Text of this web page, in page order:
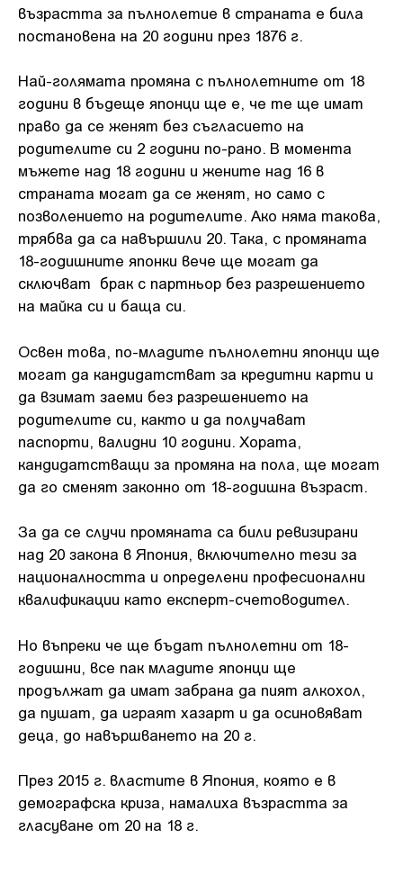
възрастта за пълнолетие в страната е била
постановена на 20 години през 1876 г.
Най-голямата промяна с пълнолетните от 18
години в бъдеще японци ще е, че те ще имат
право да се женят без съгласието на
родителите си 2 години по-рано. В момента
мъжете над 18 години и жените над 16 в
страната могат да се женят, но само с
позволението на родителите. Ако няма такова,
трябва да са навършили 20. Така, с промяната
18-годишните японки вече ще могат да
сключват брак с партньор без разрешението
на майка си и баща си.
Освен това, по-младите пълнолетни японци ще
могат да кандидатстват за кредитни карти и
да взимат заеми без разрешението на
родителите си, както и да получават
паспорти, валидни 10 години. Хората,
кандидатстващи за промяна на пола, ще могат
да го сменят законно от 18-годишна възраст.
За да се случи промяната са били ревизирани
над 20 закона в Япония, включително тези за
националността и определени професионални
квалификации като експерт-счетоводител.
Но въпреки че ще бъдат пълнолетни от 18-
годишни, все пак младите японци ще
продължат да имат забрана да пият алкохол,
да пушат, да играят хазарт и да осиновяват
деца, до навършването на 20 г.
През 2015 г. властите в Япония, която е в
демографска криза, намалиха възрастта за
гласуване от 20 на 18 г.